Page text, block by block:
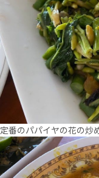
定番のパパイヤの花の炒